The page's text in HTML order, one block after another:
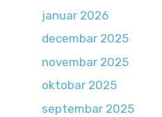
januar 2026
decembar 2025
novembar 2025
oktobar 2025
septembar 2025